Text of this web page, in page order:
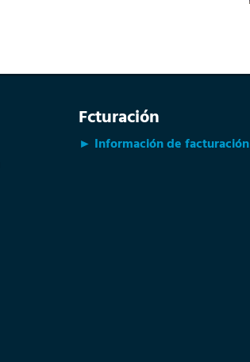
Fcturación
► Información de facturación